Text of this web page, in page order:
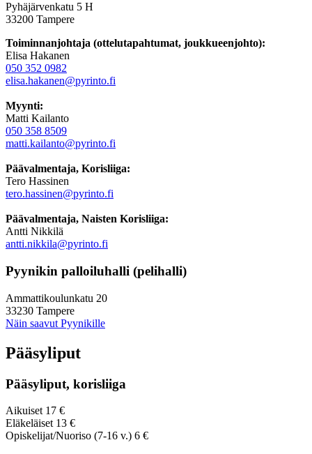
Pyhäjärvenkatu 5 H
33200 Tampere
Toiminnanjohtaja (ottelutapahtumat, joukkueenjohto):
Elisa Hakanen
050 352 0982
elisa.hakanen@pyrinto.fi
Myynti:
Matti Kailanto
050 358 8509
matti.kailanto@pyrinto.fi
Päävalmentaja, Korisliiga:
Tero Hassinen
tero.hassinen@pyrinto.fi
Päävalmentaja, Naisten Korisliiga:
Antti Nikkilä
antti.nikkila@pyrinto.fi
Pyynikin palloiluhalli (pelihalli)
Ammattikoulunkatu 20
33230 Tampere
Näin saavut Pyynikille
Pääsyliput
Pääsyliput, korisliiga
Aikuiset 17 €
Eläkeläiset 13 €
Opiskelijat/Nuoriso (7-16 v.) 6 €